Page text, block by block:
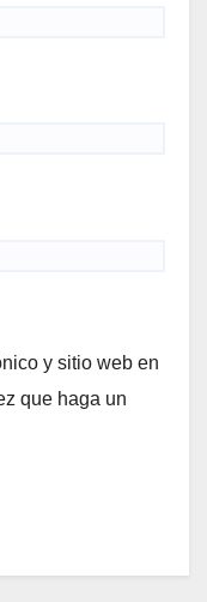
y sitio web en
que haga un